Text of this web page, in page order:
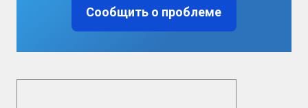
Сообщить о проблеме